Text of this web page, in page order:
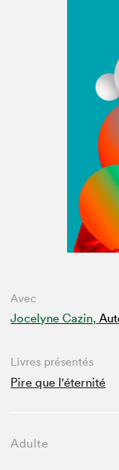
Avec
Jocelyne Cazin,
Livres présentés
Pire que l'éternité
Adulte